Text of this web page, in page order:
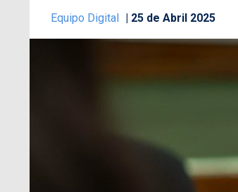
Equipo Digital 25 de Abril 2025